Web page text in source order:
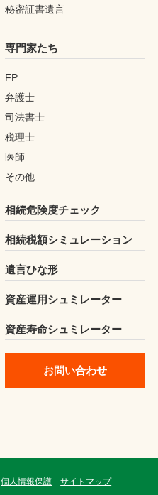
秘密証書遺言
専門家たち
FP
弁護士
司法書士
税理士
医師
その他
相続危険度チェック
相続税額シミュレーション
遺言ひな形
資産運用シュミレーター
資産寿命シュミレーター
お問い合わせ
個人情報保護 サイトマップ